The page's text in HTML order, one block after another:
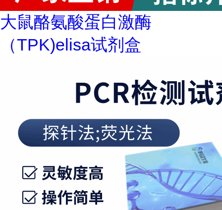
大鼠酪氨酸蛋白激酶
（TPK)elisa试剂盒